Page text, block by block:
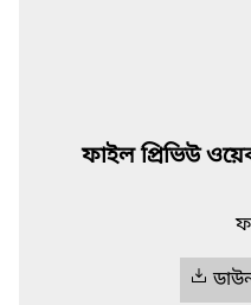
ফাইল প্রিভিউ